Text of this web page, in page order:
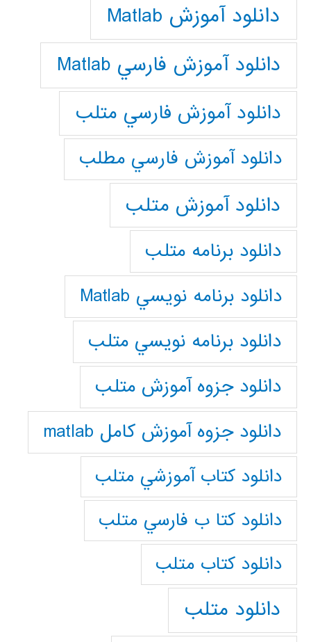
دانلود آموزش Matlab
دانلود آموزش فارسي Matlab
دانلود آموزش فارسي متلب
دانلود آموزش فارسي مطلب
دانلود آموزش متلب
دانلود برنامه متلب
دانلود برنامه نويسي Matlab
دانلود برنامه نويسي متلب
دانلود جزوه آموزش متلب
دانلود جزوه آموزش کامل matlab
دانلود كتاب آموزشي متلب
دانلود كتا ب فارسي متلب
دانلود كتاب متلب
دانلود متلب